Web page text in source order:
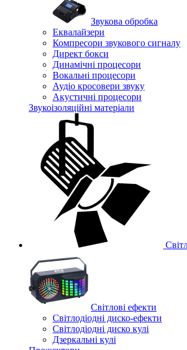
Звукова обробка
Еквалайзери
Компресори звукового сигналу
Директ бокси
Динамічні процесори
Вокальні процесори
Аудіо кросовери звуку
Акустичні процесори
Звукоізоляційні матеріали
Cвітлові ефекти
Світлодіодні диско-ефекти
Світлодіодні диско кулі
Дзеркальні кулі